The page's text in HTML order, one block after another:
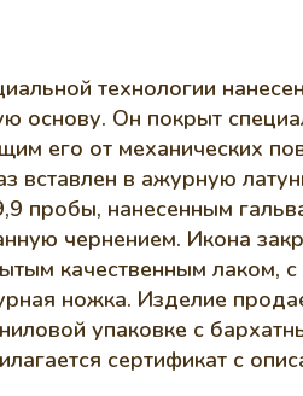
технологии
основу. Он покрыт
его от механических
вставлен в ажурную
пробы, нанесенным
чернением. Икона
качественным лаком,
ножка. Изделие
упаковке с
сертификат с